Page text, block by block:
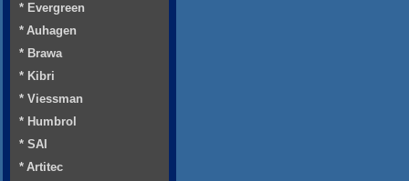
* Evergreen
* Auhagen
* Brawa
* Kibri
* Viessman
* Humbrol
* SAI
* Artitec